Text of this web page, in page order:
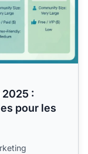
:
pour les